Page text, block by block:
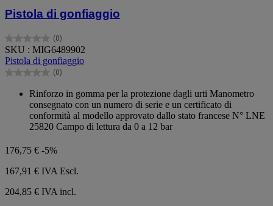
Pistola di gonfiaggio
(0)
0.0
su
5
stelle.
SKU : MIG6489902
Pistola di gonfiaggio
(0)
0.0
Rinforzo in gomma per la protezione dagli urti Manometro
consegnato con un numero di serie e un certificato di
conformità al modello approvato dallo stato francese N° LNE
25820 Campo di lettura da 0 a 12 bar
176,75 € -5%
167,91 € IVA Escl.
204,85 € IVA incl.